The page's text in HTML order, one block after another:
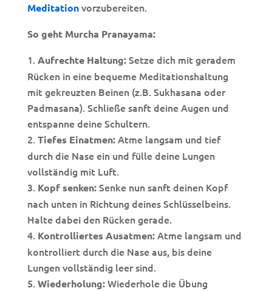
Meditationvorzubereiten.
So geht Murcha Pranayama:
Aufrechte Haltung:Setze dich mit geradem
Rücken in eine bequeme Meditationshaltung
mit gekreuzten Beinen (z.B. Sukhasana oder
Padmasana). Schließe sanft deine Augen und
entspanne deine Schultern.
Tiefes Einatmen:Atme langsam und tief
durch die Nase ein und fülle deine Lungen
vollständig mit Luft.
Kopf senken:Senke nun sanft deinen Kopf
nach unten in Richtung deines Schlüsselbeins.
Halte dabei den Rücken gerade.
Kontrolliertes Ausatmen:Atme langsam und
kontrolliert durch die Nase aus, bis deine
Lungen vollständig leer sind.
Wiederholung:Wiederhole die Übung